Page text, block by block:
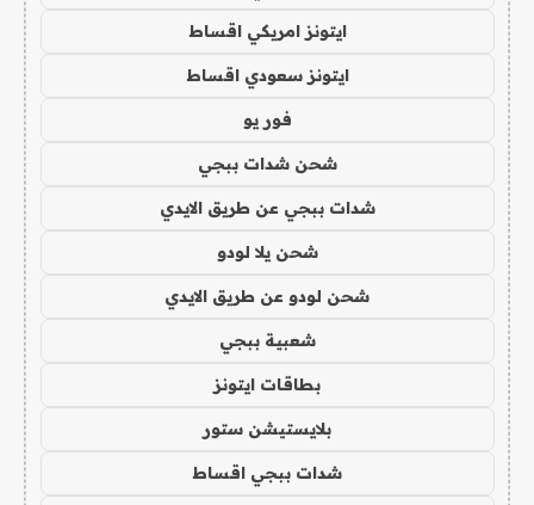
ايتونز امريكي اقساط
ايتونز سعودي اقساط
فور يو
شحن شدات ببجي
شدات ببجي عن طريق الايدي
شحن يلا لودو
شحن لودو عن طريق الايدي
شعبية ببجي
بطاقات ايتونز
بلايستيشن ستور
شدات ببجي اقساط